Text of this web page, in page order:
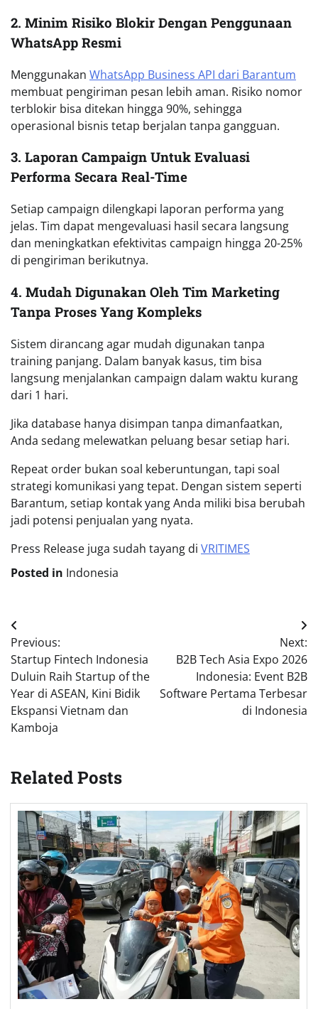
2. Minim Risiko Blokir Dengan Penggunaan
WhatsApp Resmi
Menggunakan WhatsApp Business API dari Barantum
membuat pengiriman pesan lebih aman. Risiko nomor
terblokir bisa ditekan hingga 90%, sehingga
operasional bisnis tetap berjalan tanpa gangguan.
3. Laporan Campaign Untuk Evaluasi
Performa Secara Real-Time
Setiap campaign dilengkapi laporan performa yang
jelas. Tim dapat mengevaluasi hasil secara langsung
dan meningkatkan efektivitas campaign hingga 20-25%
di pengiriman berikutnya.
4. Mudah Digunakan Oleh Tim Marketing
Tanpa Proses Yang Kompleks
Sistem dirancang agar mudah digunakan tanpa
training panjang. Dalam banyak kasus, tim bisa
langsung menjalankan campaign dalam waktu kurang
dari 1 hari.
Jika database hanya disimpan tanpa dimanfaatkan,
Anda sedang melewatkan peluang besar setiap hari.
Repeat order bukan soal keberuntungan, tapi soal
strategi komunikasi yang tepat. Dengan sistem seperti
Barantum, setiap kontak yang Anda miliki bisa berubah
jadi potensi penjualan yang nyata.
Press Release juga sudah tayang di VRITIMES
Posted in Indonesia
Post
navigation
Previous:
Startup Fintech Indonesia
Duluin Raih Startup of the
Year di ASEAN, Kini Bidik
Ekspansi Vietnam dan
Kamboja
Next:
B2B Tech Asia Expo 2026
Indonesia: Event B2B
Software Pertama Terbesar
di Indonesia
Related Posts